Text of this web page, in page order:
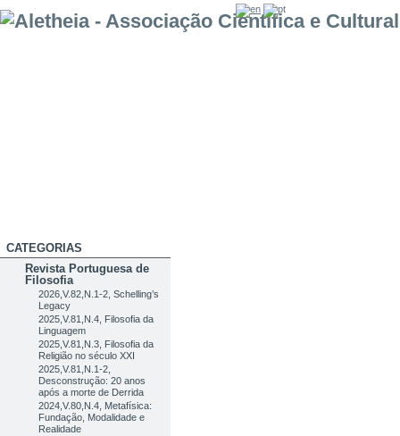
CATEGORIAS
Revista Portuguesa de
Filosofia
2026,V.82,N.1-2, Schelling’s
Legacy
2025,V.81,N.4, Filosofia da
Linguagem
2025,V.81,N.3, Filosofia da
Religião no século XXI
2025,V.81,N.1-2,
Desconstrução: 20 anos
após a morte de Derrida
2024,V.80,N.4, Metafísica:
Fundação, Modalidade e
Realidade